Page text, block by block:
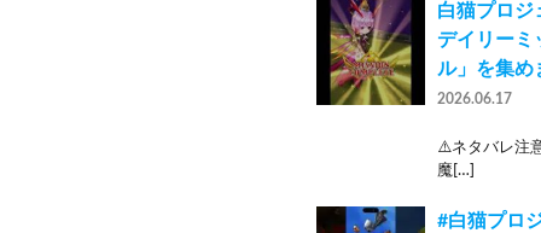
白猫プロジ
デイリーミ
ル」を集め
2026.06.17
⚠️ネタバレ注
魔[…]
#白猫プロ